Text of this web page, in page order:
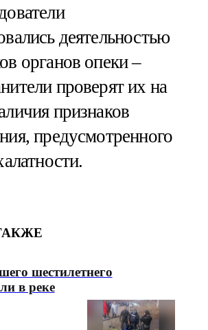
деятельностью
органов опеки –
проверят их на
признаков
предусмотренного
шестилетнего
в реке